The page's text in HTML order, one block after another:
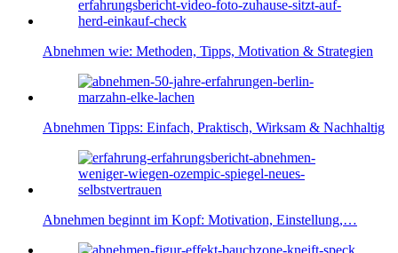
Abnehmen wie: Methoden, Tipps, Motivation & Strategien
Abnehmen Tipps: Einfach, Praktisch, Wirksam & Nachhaltig
Abnehmen beginnt im Kopf: Motivation, Einstellung,…